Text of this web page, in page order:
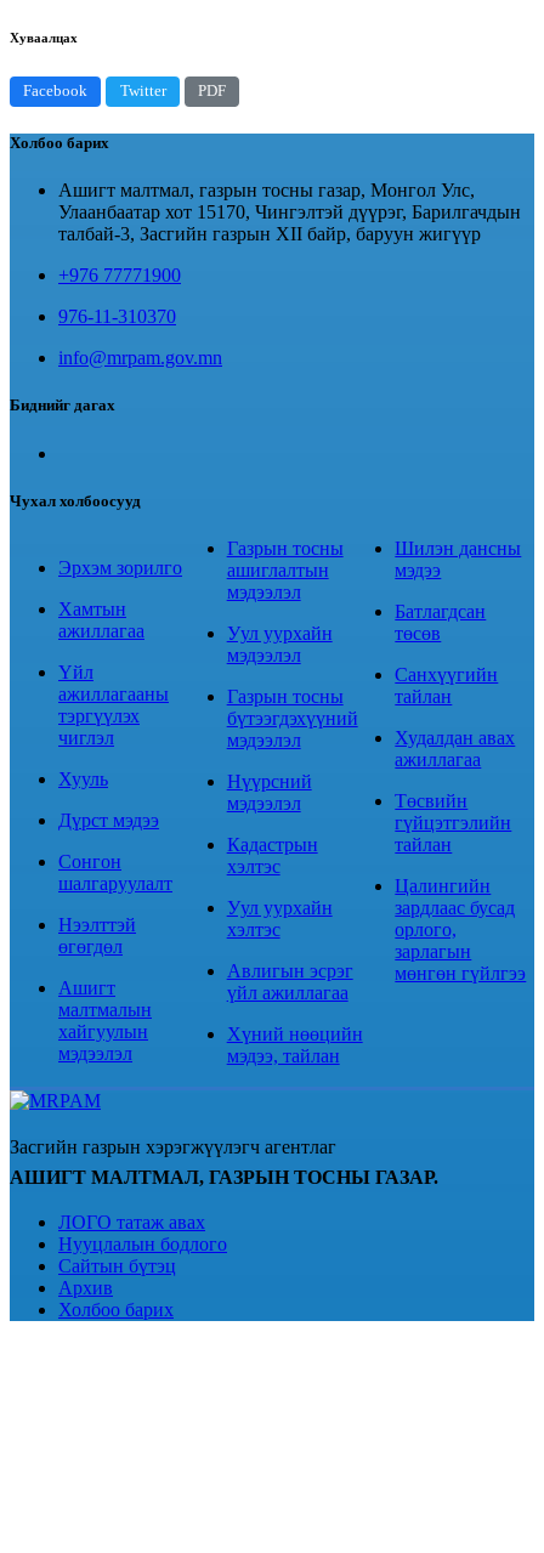
Хуваалцах
Facebook Twitter PDF
Холбоо барих
Ашигт малтмал, газрын тосны газар, Монгол Улс,
Улаанбаатар хот 15170, Чингэлтэй дүүрэг, Барилгачдын
талбай-3, Засгийн газрын XII байр, баруун жигүүр
+976 77771900
976-11-310370
info@mrpam.gov.mn
Биднийг дагах
Чухал холбоосууд
Эрхэм зорилго
Хамтын
ажиллагаа
Үйл
ажиллагааны
тэргүүлэх
чиглэл
Хууль
Дүрст мэдээ
Сонгон
шалгаруулалт
Нээлттэй
өгөгдөл
Ашигт
малтмалын
хайгуулын
мэдээлэл
Газрын тосны
ашиглалтын
мэдээлэл
Уул уурхайн
мэдээлэл
Газрын тосны
бүтээгдэхүүний
мэдээлэл
Нүүрсний
мэдээлэл
Кадастрын
хэлтэс
Уул уурхайн
хэлтэс
Авлигын эсрэг
үйл ажиллагаа
Хүний нөөцийн
мэдээ, тайлан
Шилэн дансны
мэдээ
Батлагдсан
төсөв
Санхүүгийн
тайлан
Худалдан авах
ажиллагаа
Төсвийн
гүйцэтгэлийн
тайлан
Цалингийн
зардлаас бусад
орлого,
зарлагын
мөнгөн гүйлгээ
Засгийн газрын хэрэгжүүлэгч агентлаг
АШИГТ МАЛТМАЛ, ГАЗРЫН ТОСНЫ ГАЗАР.
ЛОГО татаж авах
Нууцлалын бодлого
Сайтын бүтэц
Архив
Холбоо барих